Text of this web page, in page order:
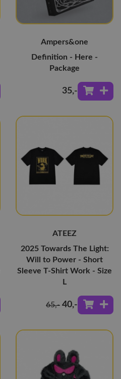
Ampers&one
Definition - Here -
Package
35,-
ATEEZ
2025 Towards The Light:
Will to Power - Short
Sleeve T-Shirt Work - Size
L
65,- 40,-